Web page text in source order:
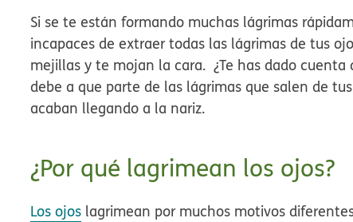
Si se te están formando muchas lágrimas
incapaces de extraer todas las lágrimas de tus
mejillas y te mojan la cara. ¿Te has dado
debe a que parte de las lágrimas que salen de
acaban llegando a la nariz.
¿Por qué lagrimean los ojos?
Los ojos lagrimean por muchos motivos